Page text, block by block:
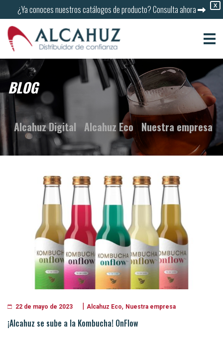
X
¿Ya conoces nuestros catálogos de producto?Consulta ahora
BLOG
Alcahuz Digital Alcahuz Eco Nuestra empresa
22 de mayo de 2023 | Alcahuz Eco, Nuestra empresa
¡Alcahuz se sube a la Kombucha! OnFlow